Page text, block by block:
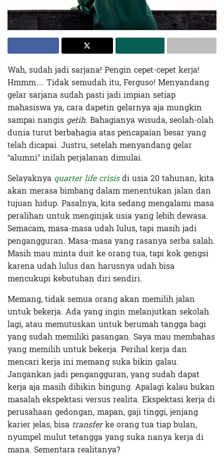
Wah, sudah jadi sarjana! Pengin cepet-cepet kerja!
Hmmm… Tidak semudah itu, Ferguso! Menyandang
gelar sarjana sudah pasti jadi impian setiap
mahasiswa ya, cara dapetin gelarnya aja mungkin
sampai nangis getih. Bahagianya wisuda, seolah-olah
dunia turut berbahagia atas pencapaian besar yang
telah dicapai. Justru, setelah menyandang gelar
“alumni” inilah perjalanan dimulai.
Selayaknya quarter life crisisdi usia 20 tahunan, kita
akan merasa bimbang dalam menentukan jalan dan
tujuan hidup. Pasalnya, kita sedang mengalami masa
peralihan untuk menginjak usia yang lebih dewasa.
Semacam, masa-masa udah lulus, tapi masih jadi
pengangguran. Masa-masa yang rasanya serba salah.
Masih mau minta duit ke orang tua, tapi kok gengsi
karena udah lulus dan harusnya udah bisa
mencukupi kebutuhan diri sendiri.
Memang, tidak semua orang akan memilih jalan
untuk bekerja. Ada yang ingin melanjutkan sekolah
lagi, atau memutuskan untuk berumah tangga bagi
yang sudah memiliki pasangan. Saya mau membahas
yang memilih untuk bekerja. Perihal kerja dan
mencari kerja ini memang suka bikin galau.
Jangankan jadi pengangguran, yang sudah dapat
kerja aja masih dibikin bingung. Apalagi kalau bukan
masalah ekspektasi versus realita. Ekspektasi kerja di
perusahaan gedongan, mapan, gaji tinggi, jenjang
karier jelas, bisa transferke orang tua tiap bulan,
nyumpel mulut tetangga yang suka nanya kerja di
mana. Sementara realitanya?